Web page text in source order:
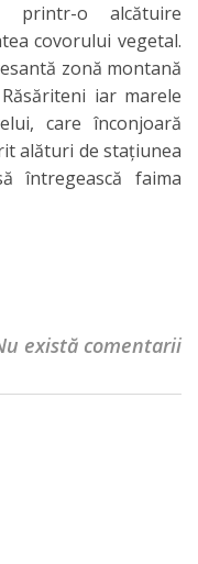
printr-o alcătuire
covorului vegetal.
zonă montană
iar marele
care înconjoară
alături de staţiunea
întregească faima
există comentarii